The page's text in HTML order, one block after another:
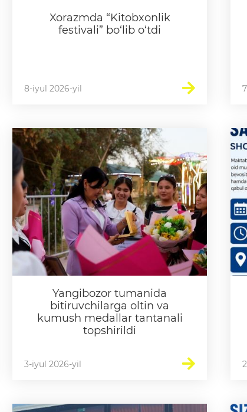
Xorazmda “Kitobxonlik
festivali” bo‘lib o‘tdi
8-iyul 2026-yil
Yangibozor tumanida
bitiruvchilarga oltin va
kumush medallar tantanali
topshirildi
3-iyul 2026-yil